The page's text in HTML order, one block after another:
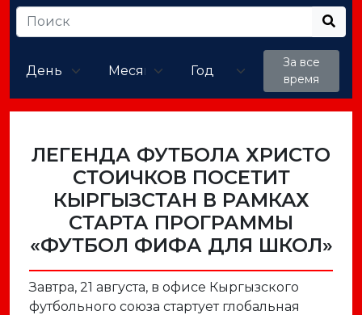
За все
время
ЛЕГЕНДА ФУТБОЛА ХРИСТО
СТОИЧКОВ ПОСЕТИТ
КЫРГЫЗСТАН В РАМКАХ
СТАРТА ПРОГРАММЫ
«ФУТБОЛ ФИФА ДЛЯ ШКОЛ»
Завтра, 21 августа, в офисе Кыргызского
футбольного союза стартует глобальная